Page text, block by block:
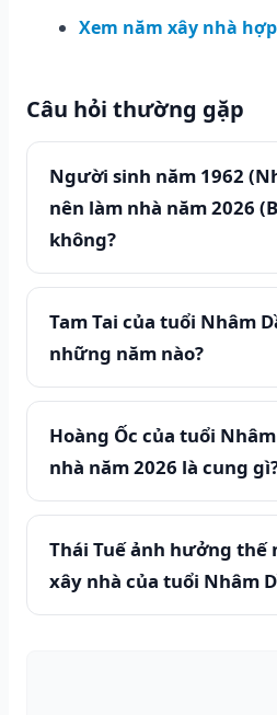
Xem năm xây nhà
Câu hỏi thường gặp
Người sinh năm 1962
nên làm nhà năm 2026
không?
Tam Tai của tuổi Nhâm
những năm nào?
Hoàng Ốc của tuổi
nhà năm 2026 là cung
Thái Tuế ảnh hưởng thế
xây nhà của tuổi Nhâm